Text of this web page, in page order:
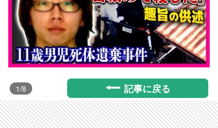
1/8 記事に戻る